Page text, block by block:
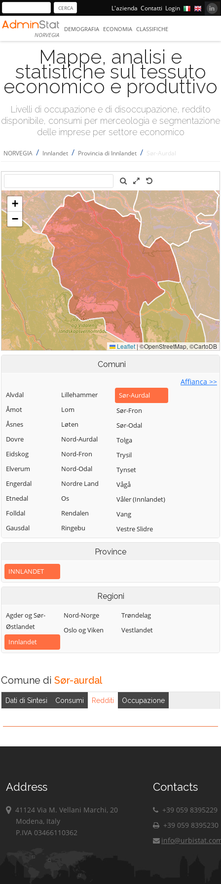
L'azienda Contatti Login
NORVEGIA
DEMOGRAFIA ECONOMIA CLASSIFICHE
Mappe, analisi e
statistiche sul tessuto
economico e produttivo
Livelli di occupazione e di disoccupazione, reddito
disponibile, consumi per merceologia e segmentazione
delle imprese per settore economico
NORVEGIA / Innlandet / Provincia di Innlandet / Sør-Aurdal
Comuni
Affianca >>
Alvdal
Åmot
Åsnes
Dovre
Eidskog
Elverum
Engerdal
Etnedal
Folldal
Gausdal
Gjøvik
Grue
Hamar
Lesja
Lillehammer
Lom
Løten
Nord-Aurdal
Nord-Fron
Nord-Odal
Nordre Land
Os
Rendalen
Ringebu
Ringsaker
Stange
Søndre Land
Sør-Aurdal
Sør-Fron
Sør-Odal
Tolga
Trysil
Tynset
Vågå
Våler (Innlandet)
Vang
Vestre Slidre
Vestre Toten
Øystre Slidre
Province
INNLANDET
Regioni
Agder og Sør-
Østlandet
Innlandet
Nord-Norge
Oslo og Viken
Trøndelag
Vestlandet
Comune di Sør-aurdal
Dati di Sintesi Consumi Redditi Occupazione
Address
41124 Via M. Vellani Marchi, 20
Modena, Italy
P.IVA 03466110362
Contacts
+39 059 8395229
+39 059 8395230